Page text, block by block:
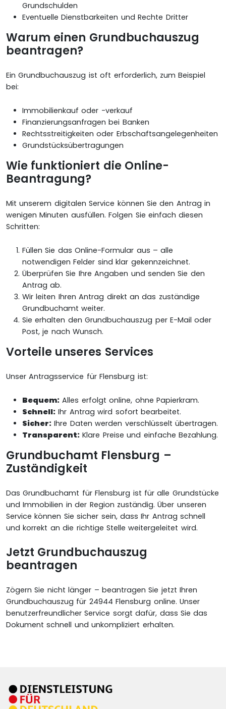
Grundschulden
Eventuelle Dienstbarkeiten und Rechte Dritter
Warum einen Grundbuchauszug
beantragen?
Ein Grundbuchauszug ist oft erforderlich, zum Beispiel
bei:
Immobilienkauf oder -verkauf
Finanzierungsanfragen bei Banken
Rechtsstreitigkeiten oder Erbschaftsangelegenheiten
Grundstücksübertragungen
Wie funktioniert die Online-
Beantragung?
Mit unserem digitalen Service können Sie den Antrag in
wenigen Minuten ausfüllen. Folgen Sie einfach diesen
Schritten:
Füllen Sie das Online-Formular aus – alle
notwendigen Felder sind klar gekennzeichnet.
Überprüfen Sie Ihre Angaben und senden Sie den
Antrag ab.
Wir leiten Ihren Antrag direkt an das zuständige
Grundbuchamt weiter.
Sie erhalten den Grundbuchauszug per E-Mail oder
Post, je nach Wunsch.
Vorteile unseres Services
Unser Antragsservice für Flensburg ist:
Bequem: Alles erfolgt online, ohne Papierkram.
Schnell: Ihr Antrag wird sofort bearbeitet.
Sicher: Ihre Daten werden verschlüsselt übertragen.
Transparent: Klare Preise und einfache Bezahlung.
Grundbuchamt Flensburg –
Zuständigkeit
Das Grundbuchamt für Flensburg ist für alle Grundstücke
und Immobilien in der Region zuständig. Über unseren
Service können Sie sicher sein, dass Ihr Antrag schnell
und korrekt an die richtige Stelle weitergeleitet wird.
Jetzt Grundbuchauszug
beantragen
Zögern Sie nicht länger – beantragen Sie jetzt Ihren
Grundbuchauszug für 24944 Flensburg online. Unser
benutzerfreundlicher Service sorgt dafür, dass Sie das
Dokument schnell und unkompliziert erhalten.